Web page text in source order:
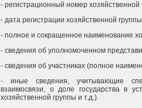
- регистрационный номер хозяйственной
- дата регистрации хозяйственной
- полное и сокращенное наименование
- сведения об уполномоченном
- сведения об участниках (полное
- иные сведения, учитывающие
взаимосвязи, о доле государства в
хозяйственной группы и т.д.).